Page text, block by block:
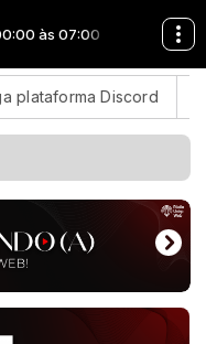
às 07:00
Discord